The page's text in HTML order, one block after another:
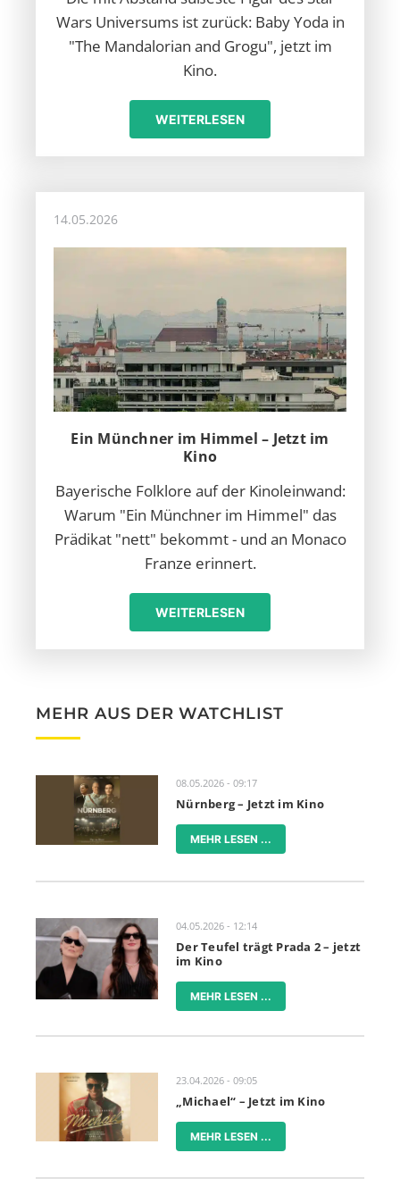
Wars Universums ist zurück: Baby Yoda in
"The Mandalorian and Grogu", jetzt im
Kino.
WEITERLESEN
14.05.2026
Ein Münchner im Himmel – Jetzt im
Kino
Bayerische Folklore auf der Kinoleinwand:
Warum "Ein Münchner im Himmel" das
Prädikat "nett" bekommt - und an Monaco
Franze erinnert.
WEITERLESEN
MEHR AUS DER WATCHLIST
08.05.2026 - 09:17
Nürnberg – Jetzt im Kino
MEHR LESEN ...
04.05.2026 - 12:14
Der Teufel trägt Prada 2 – jetzt
im Kino
MEHR LESEN ...
23.04.2026 - 09:05
„Michael“ – Jetzt im Kino
MEHR LESEN ...